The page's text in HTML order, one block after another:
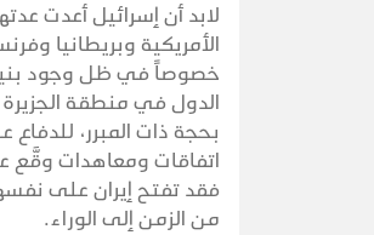
لابد أن إسرائيل أعدت
الأمريكية وبريطانيا
خصوصاً في ظل وجود
الدول في منطقة
بحجة ذات المبرر،
اتفاقات ومعاهدات وقَّع
فقد تفتح إيران على
من الزمن إلى الوراء.